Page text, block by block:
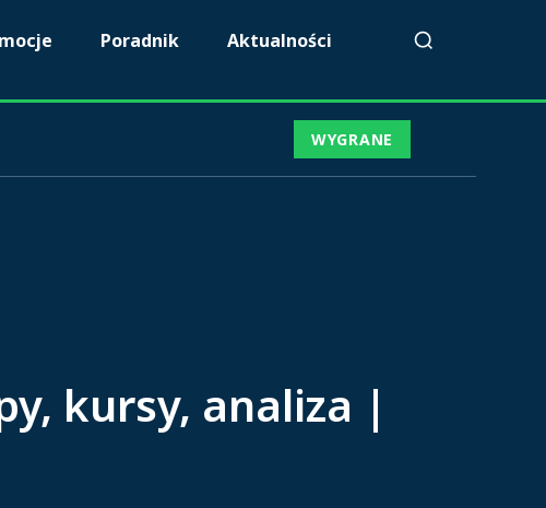
Poradnik Aktualności
WYGRANE
kursy, analiza |